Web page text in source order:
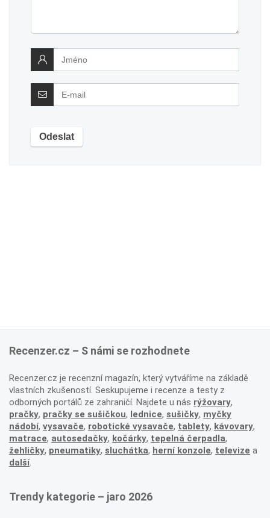
Recenzer.cz – S námi se rozhodnete
Recenzer.cz je recenzní magazín, který vytváříme na základě
vlastních zkušeností. Seskupujeme i recenze a testy z
odborných portálů ze zahraničí. Najdete u nás rýžovary,
pračky, pračky se sušičkou, lednice, sušičky, myčky
nádobí, vysavače, robotické vysavače, tablety, kávovary,
matrace, autosedačky, kočárky, tepelná čerpadla,
žehličky, pneumatiky, sluchátka, herní konzole, televize a
další.
Trendy kategorie – jaro 2026